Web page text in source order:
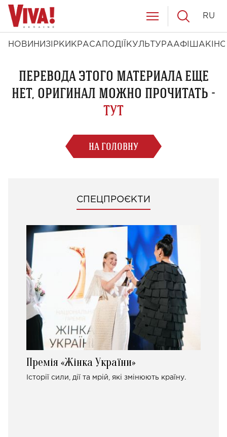
НОВИНИ ЗІРКИ КРАСА ПОДІЇ КУЛЬТУРААФІША КІНО
RU
ПЕРЕВОДА ЭТОГО МАТЕРИАЛА ЕЩЕ
НЕТ, ОРИГИНАЛ МОЖНО ПРОЧИТАТЬ -
ТУТ
НА ГОЛОВНУ
СПЕЦПРОЄКТИ
Премія «Жінка України»
Історії сили, дії та мрій, які змінюють країну.